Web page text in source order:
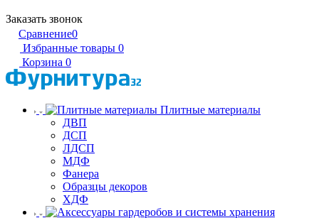
Заказать звонок
Сравнение0
Избранные товары 0
Корзина 0
Плитные материалы
ДВП
ДСП
ЛДСП
МДФ
Фанера
Образцы декоров
ХДФ